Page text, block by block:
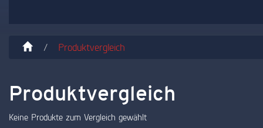
Produktvergleich
Produktvergleich
Keine Produkte zum Vergleich gewählt